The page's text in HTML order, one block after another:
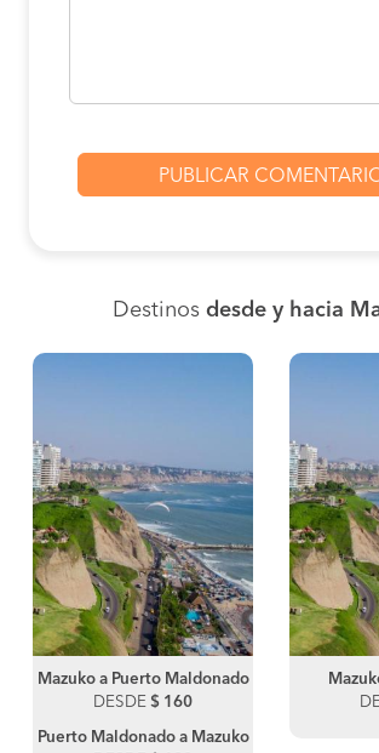
Destinos desde y hacia
Mazuko a Puerto Maldonado
DESDE $ 160
Puerto Maldonado a Mazuko